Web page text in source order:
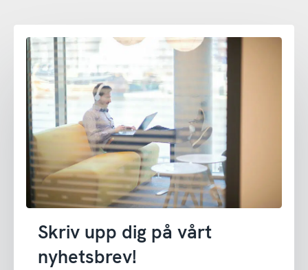
Skriv upp dig på vårt
nyhetsbrev!